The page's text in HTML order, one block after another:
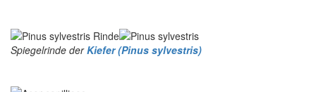
Spiegelrinde derKiefer (Pinus sylvestris)